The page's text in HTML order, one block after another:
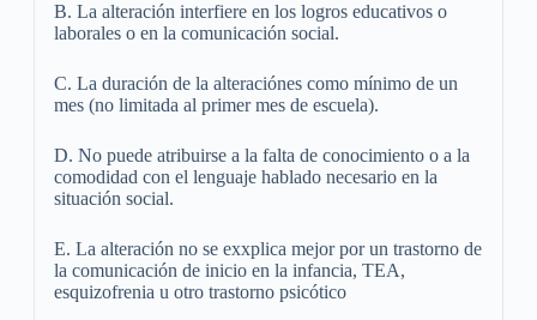
B. La alteración interfiere en los logros educativos o
laborales o en la comunicación social.
C. La duración de la alteraciónes como mínimo de un
mes (no limitada al primer mes de escuela).
D. No puede atribuirse a la falta de conocimiento o a la
comodidad con el lenguaje hablado necesario en la
situación social.
E. La alteración no se exxplica mejor por un trastorno de
la comunicación de inicio en la infancia, TEA,
esquizofrenia u otro trastorno psicótico